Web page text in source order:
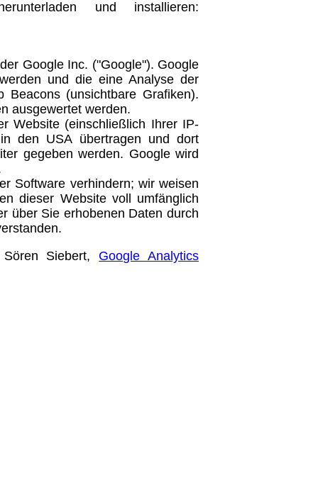
und installieren:
Google Inc. ("Google"). Google
und die eine Analyse der
(unsichtbare Grafiken).
ausgewertet werden.
Website (einschließlich Ihrer IP-
den USA übertragen und dort
gegeben werden. Google wird
Software verhindern; wir weisen
dieser Website voll umfänglich
über Sie erhobenen Daten durch
Siebert, Google Analytics